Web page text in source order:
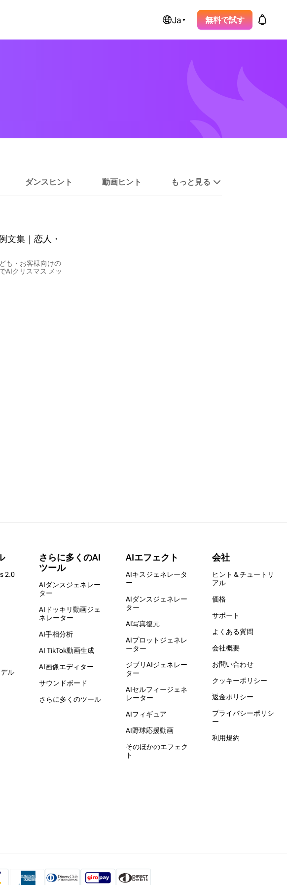
Ja 無料で試す
ダンスヒント 動画ヒント もっと見る
文集｜恋人・
も・お客様向けの
AIクリスマス メッ
2.0
ル
さらに多くのAI
ツール
AIダンスジェネレー
ター
AIドッキリ動画ジェ
ネレーター
AI手相分析
AI TikTok動画生成
AI画像エディター
サウンドボード
さらに多くのツール
AIエフェクト
AIキスジェネレータ
ー
AIダンスジェネレー
ター
AI写真復元
AIプロットジェネレ
ーター
ジブリAIジェネレー
ター
AIセルフィージェネ
レーター
AIフィギュア
AI野球応援動画
そのほかのエフェク
ト
会社
ヒント＆チュートリ
アル
価格
サポート
よくある質問
会社概要
お問い合わせ
クッキーポリシー
返金ポリシー
プライバシーポリシ
ー
利用規約